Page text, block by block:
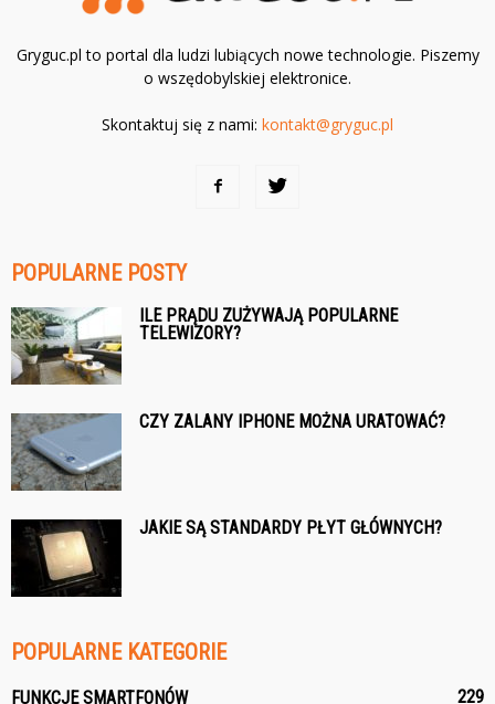
Gryguc.pl to portal dla ludzi lubiących nowe technologie. Piszemy
o wszędobylskiej elektronice.
Skontaktuj się z nami: kontakt@gryguc.pl
POPULARNE POSTY
ILE PRĄDU ZUŻYWAJĄ POPULARNE
TELEWIZORY?
CZY ZALANY IPHONE MOŻNA URATOWAĆ?
JAKIE SĄ STANDARDY PŁYT GŁÓWNYCH?
POPULARNE KATEGORIE
FUNKCJE SMARTFONÓW 229